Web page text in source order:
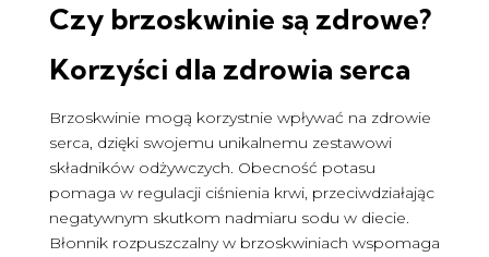
Czy brzoskwinie są zdrowe?
Korzyści dla zdrowia serca
Brzoskwinie mogą korzystnie wpływać na zdrowie
serca, dzięki swojemu unikalnemu zestawowi
składników odżywczych. Obecność potasu
pomaga w regulacji ciśnienia krwi, przeciwdziałając
negatywnym skutkom nadmiaru sodu w diecie.
Błonnik rozpuszczalny w brzoskwiniach wspomaga